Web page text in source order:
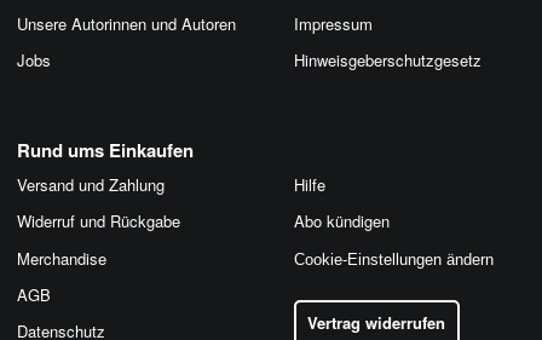
Unsere Autorinnen und Autoren
Jobs
Impressum
Hinweis­geber­schutz­gesetz
Rund ums Einkaufen
Versand und Zahlung
Widerruf und Rückgabe
Merchandise
AGB
Datenschutz
Hilfe
Abo kündigen
Cookie-Einstellungen ändern
Vertrag widerrufen